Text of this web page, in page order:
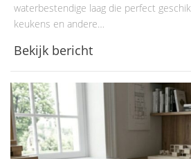
waterbestendige laag die perfect
keukens en andere…
Bekijk bericht